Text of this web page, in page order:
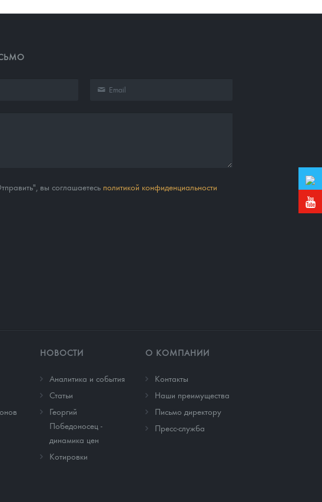
вы соглашаетесь политикой конфиденциальности
НОВОСТИ
Аналитика и события
Cтатьи
Георгий
Победоносец -
динамика цен
Котировки
О КОМПАНИИ
Контакты
Наши преимущества
Письмо директору
Пресс-служба